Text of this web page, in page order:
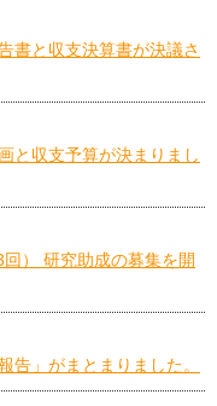
と収支決算書が決議さ
と収支予算が決まりまし
） 研究助成の募集を開
告」がまとまりました。